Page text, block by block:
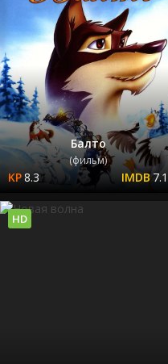
Балто
(фильм)
8.3 7.1
HD